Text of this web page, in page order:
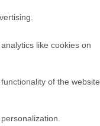
like cookies on
of the website
nem mentek el
vesznek részt a
Egyszerűen...